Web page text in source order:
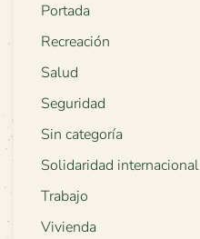
Portada
Recreación
Salud
Seguridad
Sin categoría
Solidaridad internacional
Trabajo
Vivienda